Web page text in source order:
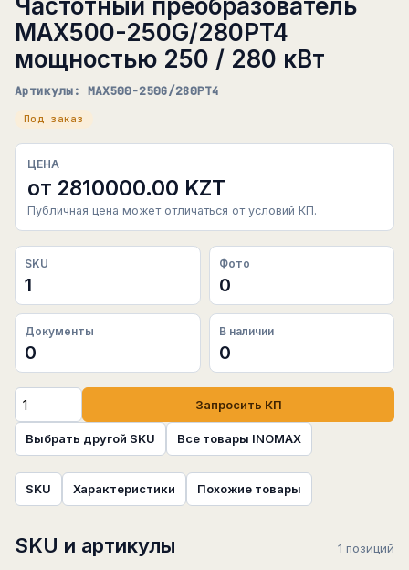
Частотный преобразователь
MAX500-250G/280PT4
мощностью 250 / 280 кВт
Артикулы: MAX500-250G/280PT4
Под заказ
ЦЕНА
от 2810000.00 KZT
Публичная цена может отличаться от условий КП.
SKU
1
Фото
0
Документы
0
В наличии
0
Запросить КП
Выбрать другой SKU Все товары INOMAX
SKU Характеристики Похожие товары
SKU и артикулы 1 позиций